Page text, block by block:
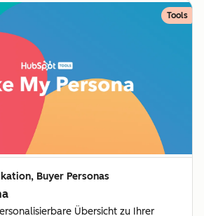
Tools
Buyer Personas
Übersicht zu Ihrer